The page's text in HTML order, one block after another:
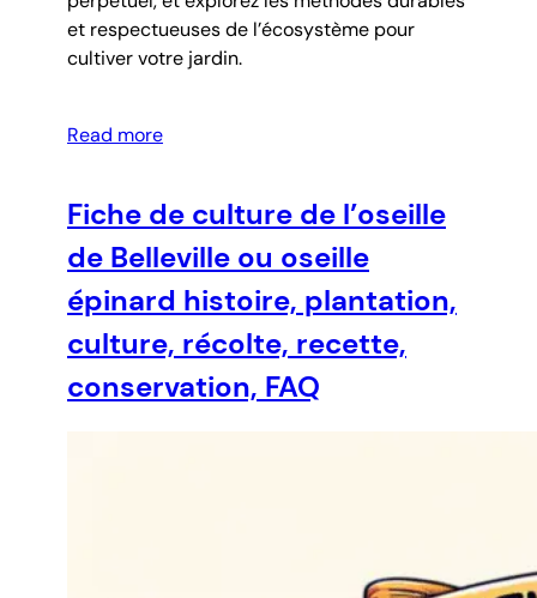
et respectueuses de l’écosystème pour
cultiver votre jardin.
Read more
Fiche de culture de l’oseille
de Belleville ou oseille
épinard histoire, plantation,
culture, récolte, recette,
conservation, FAQ